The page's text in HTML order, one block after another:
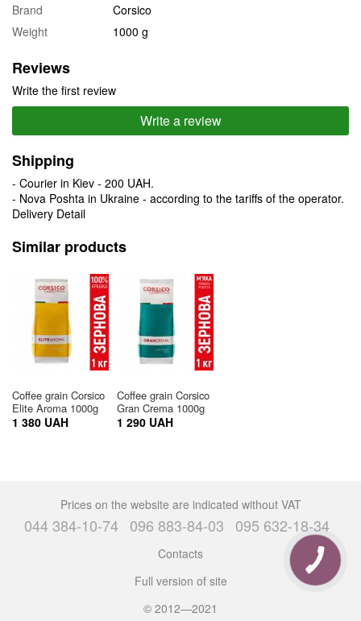
Brand
Corsico
Weight
1000 g
Reviews
Write the first review
Write a review
Shipping
- Courier in Kiev - 200 UAH.
- Nova Poshta in Ukraine - according to the tariffs of the operator.
Delivery Detail
Similar products
Coffee grain Corsico
Elite Aroma 1000g
1 380 UAH
Coffee grain Corsico
Gran Crema 1000g
1 290 UAH
Prices on the website are indicated without VAT
044 384-10-74 096 883-84-03 095 632-18-34
Contacts
Full version of site
© 2012—2021